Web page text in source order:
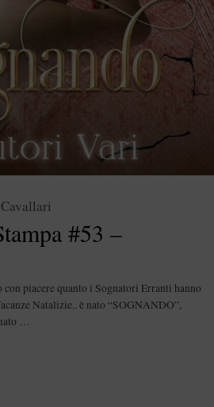
#53 –
piacere quanto i Sognatori Erranti hanno
Natalizie.. è nato “SOGNANDO”,
…